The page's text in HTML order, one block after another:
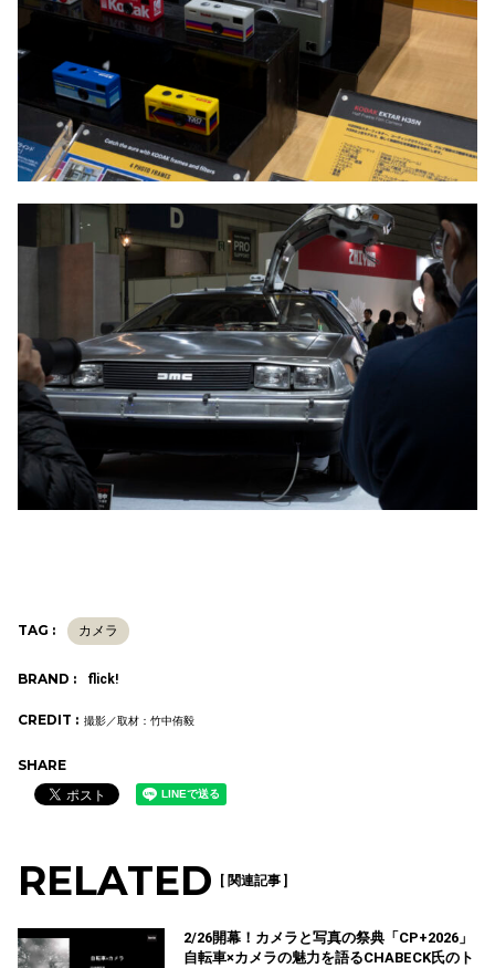
TAG : カメラ
BRAND : flick!
CREDIT : 撮影／取材：竹中侑毅
SHARE
RELATED [ 関連記事 ]
2/26開幕！カメラと写真の祭典「CP+2026」
自転車×カメラの魅力を語るCHABECK氏のト